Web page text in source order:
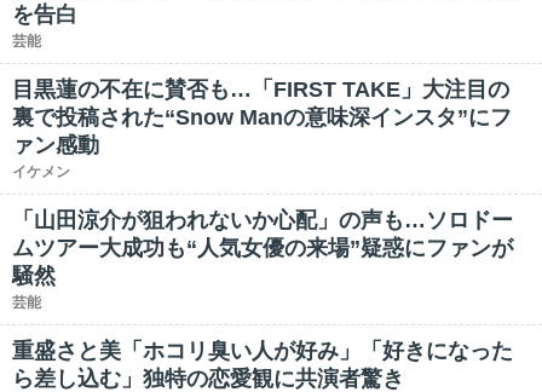
を告白
芸能
目黒蓮の不在に賛否も…「FIRST TAKE」大注目の
裏で投稿された“Snow Manの意味深インスタ”にフ
ァン感動
イケメン
「山田涼介が狙われないか心配」の声も…ソロドー
ムツアー大成功も“人気女優の来場”疑惑にファンが
騒然
芸能
重盛さと美「ホコリ臭い人が好み」「好きになった
ら差し込む」独特の恋愛観に共演者驚き